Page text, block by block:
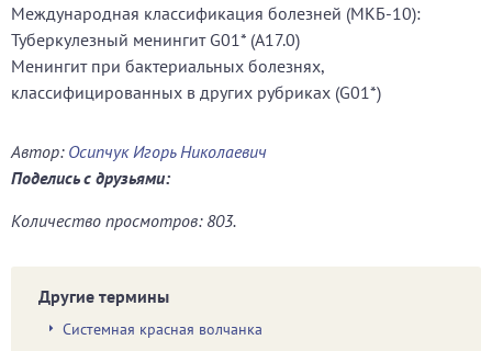
Международная классификация болезней (МКБ-10):
Туберкулезный менингит G01* (A17.0)
Менингит при бактериальных болезнях,
классифицированных в других рубриках (G01*)
Автор: Осипчук Игорь Николаевич
Поделись с друзьями:
Количество просмотров: 803.
Другие термины
Системная красная волчанка